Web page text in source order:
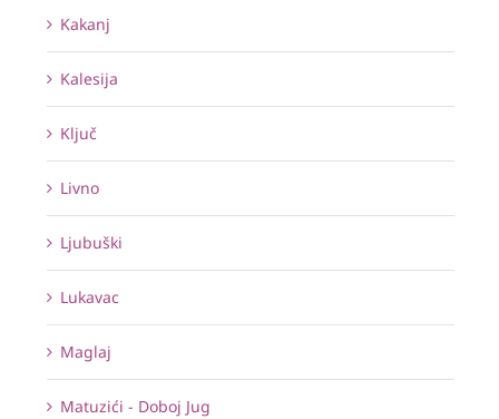
Kakanj
Kalesija
Ključ
Livno
Ljubuški
Lukavac
Maglaj
Matuzići - Doboj Jug